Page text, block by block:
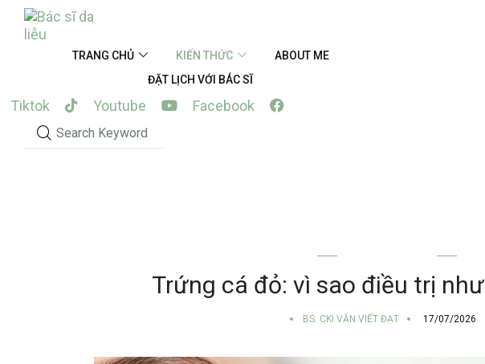
Skip
content
TRANG CHỦ KIẾN THỨC
ABOUT ME
ĐẶT LỊCH VỚI BÁC SĨ
Tiktok Youtube Facebook
Trứng cá đỏ: vì sao điều trị
BS. CKI VĂN VIẾT ĐẠT 17/07/2026